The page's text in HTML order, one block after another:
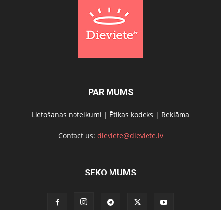
PAR MUMS
Lietošanas noteikumi | Ētikas kodeks | Reklāma
Contact us: dieviete@dieviete.lv
SEKO MUMS